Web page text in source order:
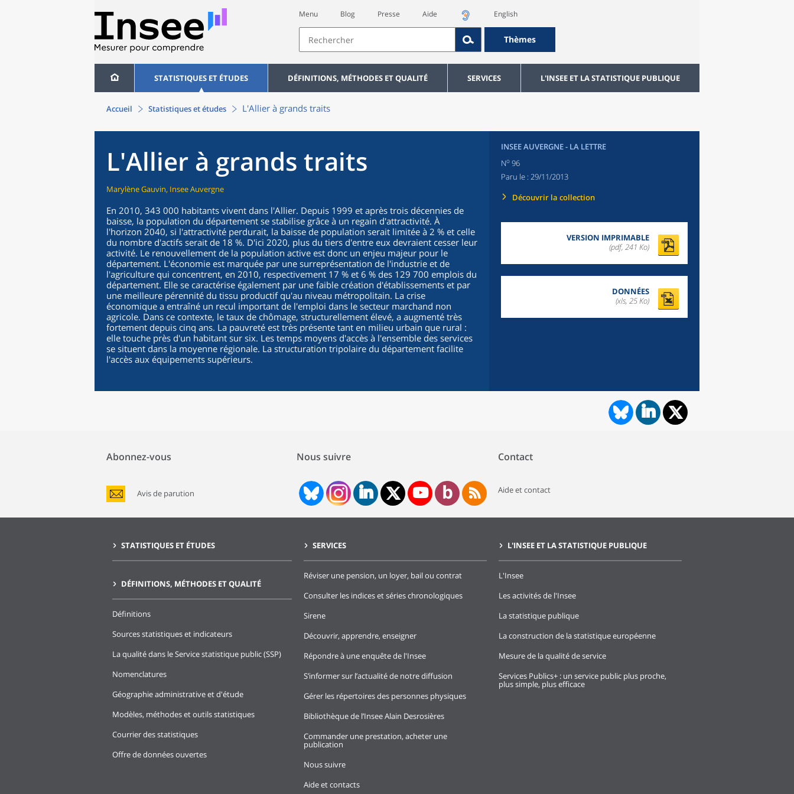
Menu Blog Presse Aide English
Thèmes
STATISTIQUES ET ÉTUDES DÉFINITIONS, MÉTHODES ET QUALITÉ SERVICES L'INSEE ET LA STATISTIQUE PUBLIQUE
Accueil Statistiques et études L'Allier à grands traits
L'Allier à grands traits
Marylène Gauvin, Insee Auvergne
En 2010, 343 000 habitants vivent dans l'Allier. Depuis 1999 et après trois décennies de
baisse, la population du département se stabilise grâce à un regain d'attractivité. À
l'horizon 2040, si l'attractivité perdurait, la baisse de population serait limitée à 2 % et celle
du nombre d'actifs serait de 18 %. D'ici 2020, plus du tiers d'entre eux devraient cesser leur
activité. Le renouvellement de la population active est donc un enjeu majeur pour le
département. L'économie est marquée par une surreprésentation de l'industrie et de
l'agriculture qui concentrent, en 2010, respectivement 17 % et 6 % des 129 700 emplois du
département. Elle se caractérise également par une faible création d'établissements et par
une meilleure pérennité du tissu productif qu'au niveau métropolitain. La crise
économique a entraîné un recul important de l'emploi dans le secteur marchand non
agricole. Dans ce contexte, le taux de chômage, structurellement élevé, a augmenté très
fortement depuis cinq ans. La pauvreté est très présente tant en milieu urbain que rural :
elle touche près d'un habitant sur six. Les temps moyens d'accès à l'ensemble des services
se situent dans la moyenne régionale. La structuration tripolaire du département facilite
l'accès aux équipements supérieurs.
INSEE AUVERGNE - LA LETTRE
No 96
Paru le : 29/11/2013
Découvrir la collection
VERSION IMPRIMABLE
(pdf, 241 Ko)
DONNÉES
(xls, 25 Ko)
Abonnez-vous
Avis de parution
Nous suivre Contact
Aide et contact
STATISTIQUES ET ÉTUDES
DÉFINITIONS, MÉTHODES ET QUALITÉ
Définitions
Sources statistiques et indicateurs
La qualité dans le Service statistique public (SSP)
Nomenclatures
Géographie administrative et d'étude
Modèles, méthodes et outils statistiques
Courrier des statistiques
Offre de données ouvertes
SERVICES
Réviser une pension, un loyer, bail ou contrat
Consulter les indices et séries chronologiques
Sirene
Découvrir, apprendre, enseigner
Répondre à une enquête de l'Insee
S’informer sur l’actualité de notre diffusion
Gérer les répertoires des personnes physiques
Bibliothèque de l’Insee Alain Desrosières
Commander une prestation, acheter une
publication
Nous suivre
Aide et contacts
L'INSEE ET LA STATISTIQUE PUBLIQUE
L'Insee
Les activités de l'Insee
La statistique publique
La construction de la statistique européenne
Mesure de la qualité de service
Services Publics+ : un service public plus proche,
plus simple, plus efficace